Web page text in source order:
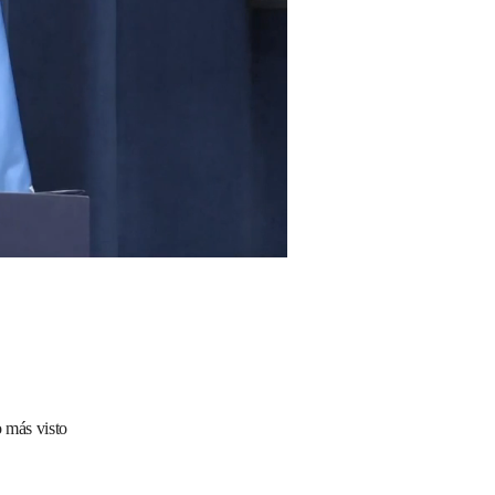
más visto